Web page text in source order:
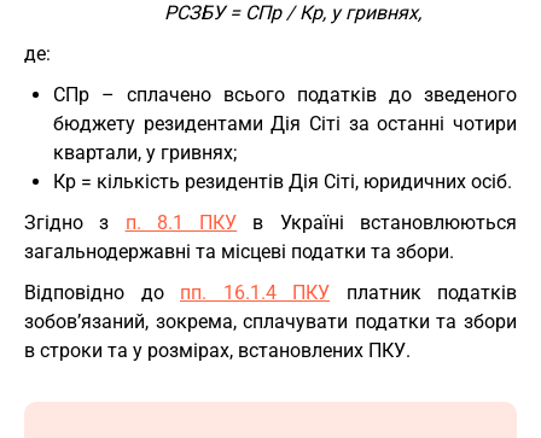
РСЗБУ = СПр / Кр, у гривнях,
де:
СПр – сплачено всього податків до зведеного
бюджету резидентами Дія Сіті за останні чотири
квартали, у гривнях;
Кр = кількість резидентів Дія Сіті, юридичних осіб.
Згідно з п. 8.1 ПКУ в Україні встановлюються
загальнодержавні та місцеві податки та збори.
Відповідно до пп. 16.1.4 ПКУ платник податків
зобов’язаний, зокрема, сплачувати податки та збори
в строки та у розмірах, встановлених ПКУ.